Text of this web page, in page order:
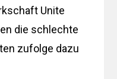
Unite
die schlechte
zufolge dazu